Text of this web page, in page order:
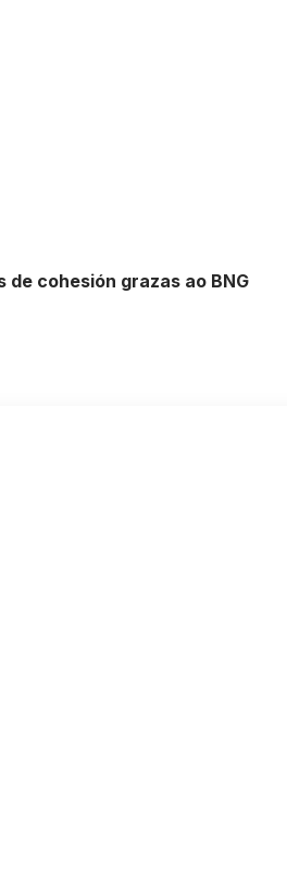
cohesión grazas ao BNG